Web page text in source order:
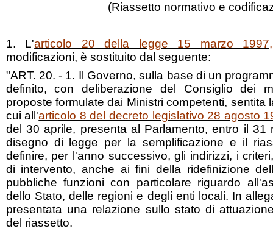
(Riassetto normativo e
1. L'articolo 20 della legge 15 marzo
modificazioni, è sostituito dal seguente:
"ART. 20. - 1. Il Governo, sulla base di un
definito, con deliberazione del Consiglio dei
proposte formulate dai Ministri competenti, sentita
cui all'articolo 8 del decreto legislativo 28 agosto
del 30 aprile, presenta al Parlamento, entro il
disegno di legge per la semplificazione e il
definire, per l'anno successivo, gli indirizzi, i
di intervento, anche ai fini della ridefinizione
pubbliche funzioni con particolare riguardo
dello Stato, delle regioni e degli enti locali. In
presentata una relazione sullo stato di
del riassetto.